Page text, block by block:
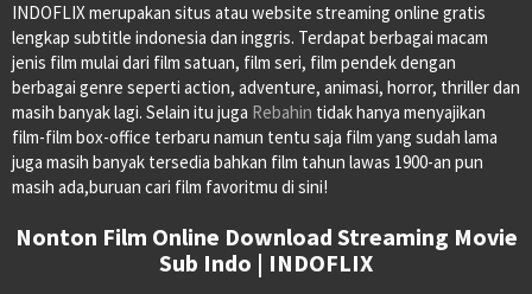
INDOFLIX merupakan situs atau website streaming online gratis
lengkap subtitle indonesia dan inggris. Terdapat berbagai macam
jenis film mulai dari film satuan, film seri, film pendek dengan
berbagai genre seperti action, adventure, animasi, horror, thriller dan
masih banyak lagi. Selain itu juga Rebahin tidak hanya menyajikan
film-film box-office terbaru namun tentu saja film yang sudah lama
juga masih banyak tersedia bahkan film tahun lawas 1900-an pun
masih ada,buruan cari film favoritmu di sini!
Nonton Film Online Download Streaming Movie
Sub Indo | INDOFLIX